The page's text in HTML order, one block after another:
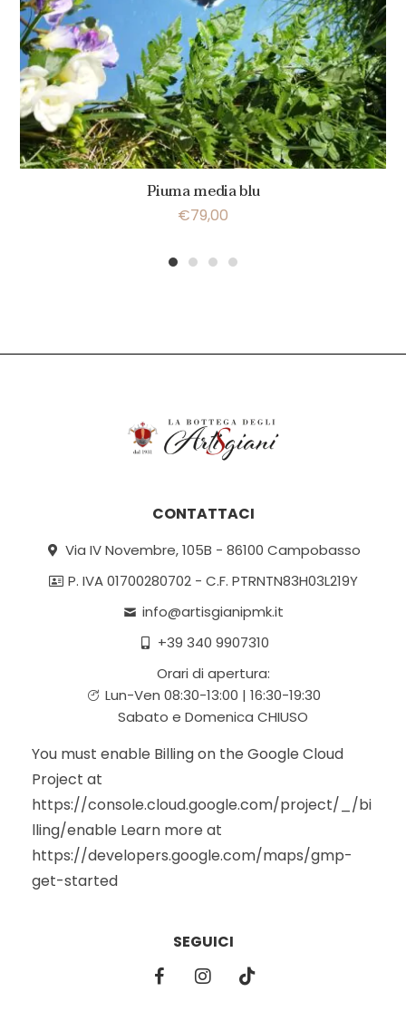
Piuma media blu
€79,00
CONTATTACI
Via IV Novembre, 105B - 86100 Campobasso
P. IVA 01700280702 - C.F. PTRNTN83H03L219Y
info@artisgianipmk.it
+39 340 9907310
Orari di apertura:
Lun-Ven 08:30-13:00 | 16:30-19:30
Sabato e Domenica CHIUSO
You must enable Billing on the Google Cloud
Project at
https://console.cloud.google.com/project/_/bi
lling/enable Learn more at
https://developers.google.com/maps/gmp-
get-started
SEGUICI